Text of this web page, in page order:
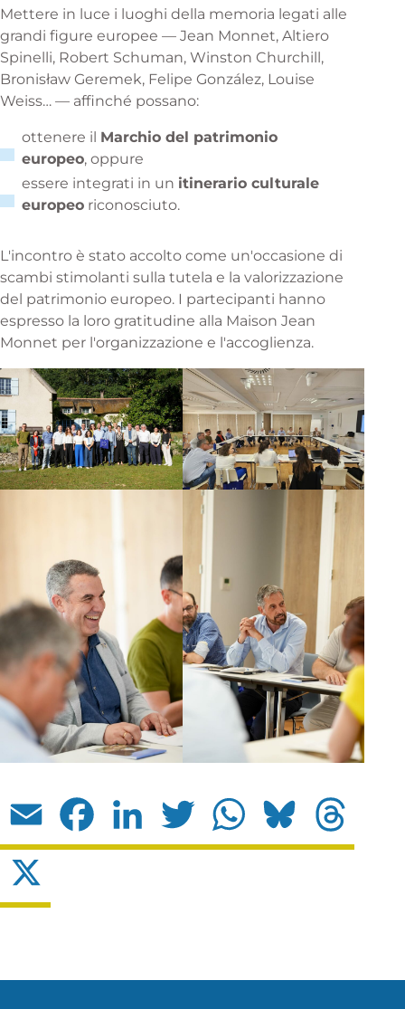
Mettere in luce i luoghi della memoria legati alle
grandi figure europee — Jean Monnet, Altiero
Spinelli, Robert Schuman, Winston Churchill,
Bronisław Geremek, Felipe González, Louise
Weiss… — affinché possano:
ottenere il Marchio del patrimonio
europeo, oppure
essere integrati in un itinerario culturale
europeo riconosciuto.
L'incontro è stato accolto come un'occasione di
scambi stimolanti sulla tutela e la valorizzazione
del patrimonio europeo. I partecipanti hanno
espresso la loro gratitudine alla Maison Jean
Monnet per l'organizzazione e l'accoglienza.
Email Facebook LinkedIn Twitter WhatsApp Bluesky